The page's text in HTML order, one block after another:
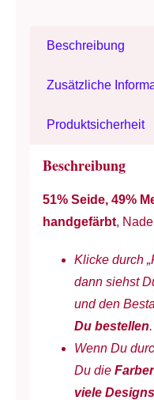
Beschreibung
Zusätzliche
Produktsicherheit
Beschreibung
51% Seide, 49%
handgefärbt,
Klicke durch
dann siehst
und den
Du bestellen.
Wenn Du
Du die
viele Designs